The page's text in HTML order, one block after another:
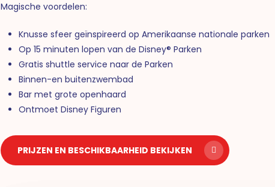
Magische voordelen:
Knusse sfeer geïnspireerd op Amerikaanse nationale parken
Op 15 minuten lopen van de Disney® Parken
Gratis shuttle service naar de Parken
Binnen-en buitenzwembad
Bar met grote openhaard
Ontmoet Disney Figuren
PRIJZEN EN BESCHIKBAARHEID BEKIJKEN